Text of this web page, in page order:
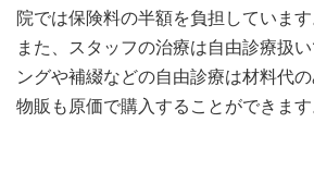
院では保険料の半額を負担しています
また、スタッフの治療は自由診療扱
ングや補綴などの自由診療は材料代
物販も原価で購入することができます